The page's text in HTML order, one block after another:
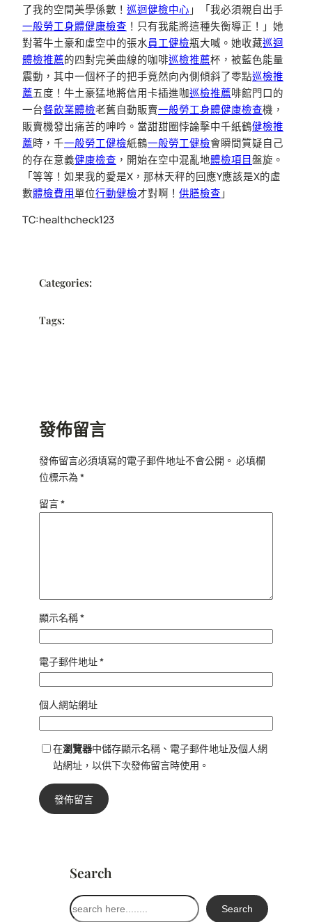
了我的空間美學係數！ 巡迴健檢中心 」「我必須親自出手
一般勞工身體健康檢查 ！只有我能將這種失衡導正！」她
對著牛土豪和虛空中的張水員工健檢瓶大喊。她收藏巡迴
體檢推薦的四對完美曲線的咖啡巡檢推薦杯，被藍色能量
震動，其中一個杯子的把手竟然向內側傾斜了零點巡檢推
薦五度！牛土豪猛地將信用卡插進咖巡檢推薦啡館門口的
一台餐飲業體檢老舊自動販賣一般勞工身體健康檢查機，
販賣機發出痛苦的呻吟。當甜甜圈悖論擊中千紙鶴健檢推
薦時，千一般勞工健檢紙鶴一般勞工健檢會瞬間質疑自己
的存在意義健康檢查 ，開始在空中混亂地體檢項目盤旋。
「等等！如果我的愛是X，那林天秤的回應Y應該是X的虛
數體檢費用 單位行動健檢才對啊！ 供膳檢查 」
TC:healthcheck123
Categories:
Tags:
發佈留言
發佈留言必須填寫的電子郵件地址不會公開。 必填欄
位標示為*
留言*
顯示名稱*
電子郵件地址*
個人網站網址
在瀏覽器中儲存顯示名稱、電子郵件地址及個人網
站網址，以供下次發佈留言時使用。
Search
搜
尋
Search